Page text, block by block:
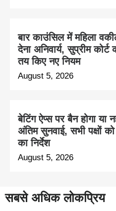
बार काउंसिल में महिला
देना अनिवार्य, सुप्रीम
तय किए नए नियम
August 5, 2026
बेटिंग ऐप्स पर बैन होगा या
अंतिम सुनवाई, सभी पक्षों
का निर्देश
August 5, 2026
सबसे अधिक लोकप्रिय